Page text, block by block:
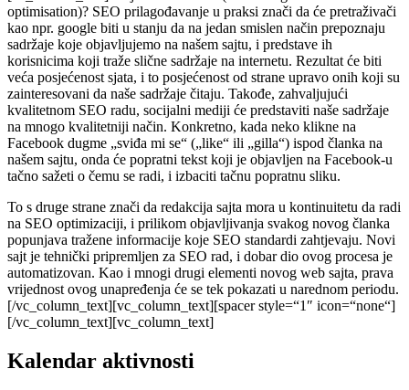
optimisation)? SEO prilagođavanje u praksi znači da će pretraživači
kao npr. google biti u stanju da na jedan smislen način prepoznaju
sadržaje koje objavljujemo na našem sajtu, i predstave ih
korisnicima koji traže slične sadržaje na internetu. Rezultat će biti
veća posjećenost sjata, i to posjećenost od strane upravo onih koji su
zainteresovani da naše sadržaje čitaju. Takođe, zahvaljujući
kvalitetnom SEO radu, socijalni mediji će predstaviti naše sadržaje
na mnogo kvalitetniji način. Konkretno, kada neko klikne na
Facebook dugme „sviđa mi se“ („like“ ili „gilla“) ispod članka na
našem sajtu, onda će popratni tekst koji je objavljen na Facebook-u
tačno sažeti o čemu se radi, i izbaciti tačnu popratnu sliku.
To s druge strane znači da redakcija sajta mora u kontinuitetu da radi
na SEO optimizaciji, i prilikom objavljivanja svakog novog članka
popunjava tražene informacije koje SEO standardi zahtjevaju. Novi
sajt je tehnički pripremljen za SEO rad, i dobar dio ovog procesa je
automatizovan. Kao i mnogi drugi elementi novog web sajta, prava
vrijednost ovog unapređenja će se tek pokazati u narednom periodu.
[/vc_column_text][vc_column_text][spacer style=“1″ icon=“none“]
[/vc_column_text][vc_column_text]
Kalendar aktivnosti